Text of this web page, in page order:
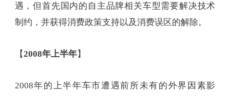
遇，但首先国内的自主品牌相关车型需要解决技术
制约，并获得消费政策支持以及消费误区的解除。
【2008年上半年】
2008年的上半年车市遭遇前所未有的外界因素影